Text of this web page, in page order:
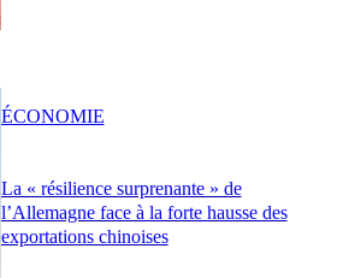
La « résilience surprenante » de
l’Allemagne face à la forte hausse des
exportations chinoises
ÉCONOMIE